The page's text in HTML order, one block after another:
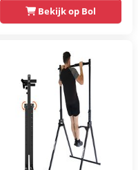
vrijstaand | dip
barren rugtrainer |
krachtstation
krachttoren |
fitnessstation |
power rack voor
thuis gym |
krachttraining voor
thuis
Bekijk op Bol